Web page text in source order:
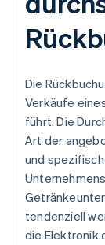
Die
Verkäufe
führt. Die
Art der
und
tendenziell
die Elektronik